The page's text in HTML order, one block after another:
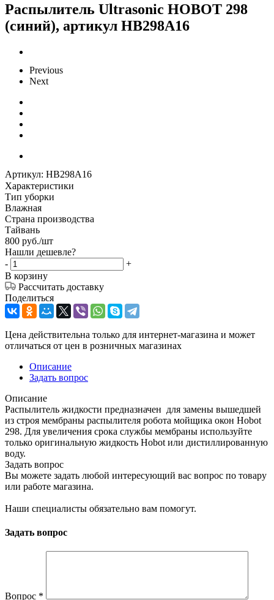
Распылитель Ultrasonic HOBOT 298
(синий), артикул HB298A16
Previous
Next
Артикул: HB298A16
Характеристики
Тип уборки
Влажная
Страна производства
Тайвань
800 руб./шт
Нашли дешевле?
-
+
В корзину
Рассчитать доставку
Поделиться
Цена действительна только для интернет-магазина и может
отличаться от цен в розничных магазинах
Описание
Задать вопрос
Описание
Распылитель жидкости предназначен для замены вышедшей
из строя мембраны распылителя робота мойщика окон Hobot
298. Для увеличения срока службы мембраны используйте
только оригинальную жидкость Hobot или дистиллированную
воду.
Задать вопрос
Вы можете задать любой интересующий вас вопрос по товару
или работе магазина.
Наши специалисты обязательно вам помогут.
Задать вопрос
Вопрос *